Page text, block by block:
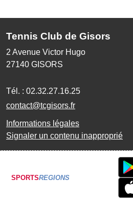
Tennis Club de Gisors
2 Avenue Victor Hugo
27140 GISORS
Tél. : 02.32.27.16.25
contact@tcgisors.fr
Informations légales
Signaler un contenu inapproprié
SPORTSREGIONS